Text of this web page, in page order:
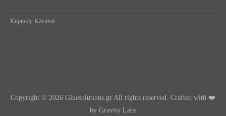
Κυριακή: Κλειστά
Copyright © 2026 Gluesolutions.gr All rights reserved. Crafted with ❤️
by Gravity Labs